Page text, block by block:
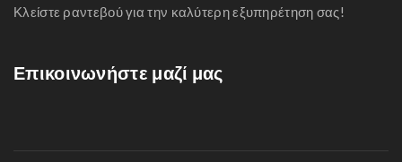
Κλείστε ραντεβού για την καλύτερη εξυπηρέτηση σας!
Επικοινωνήστε μαζί μας